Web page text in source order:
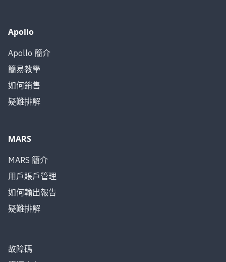
Apollo
Apollo 簡介
簡易教學
如何銷售
疑難排解
MARS
MARS 簡介
用戶賬戶管理
如何輸出報告
疑難排解
故障碼